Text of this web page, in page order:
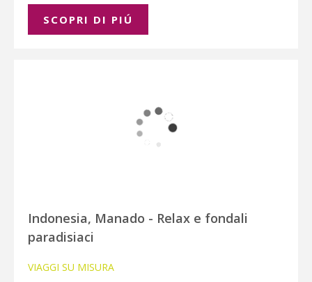
SCOPRI DI PIÚ
Indonesia, Manado - Relax e fondali
paradisiaci
VIAGGI SU MISURA